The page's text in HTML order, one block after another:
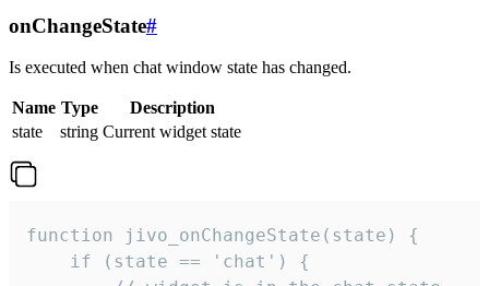
onChangeState#
Is executed when chat window state has changed.
Name Type
Description
state
string Current widget state
function jivo_onChangeState(state) {
    if (state == 'chat') {